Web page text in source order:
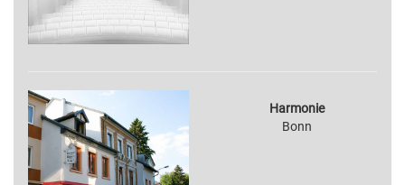
Harmonie
Bonn